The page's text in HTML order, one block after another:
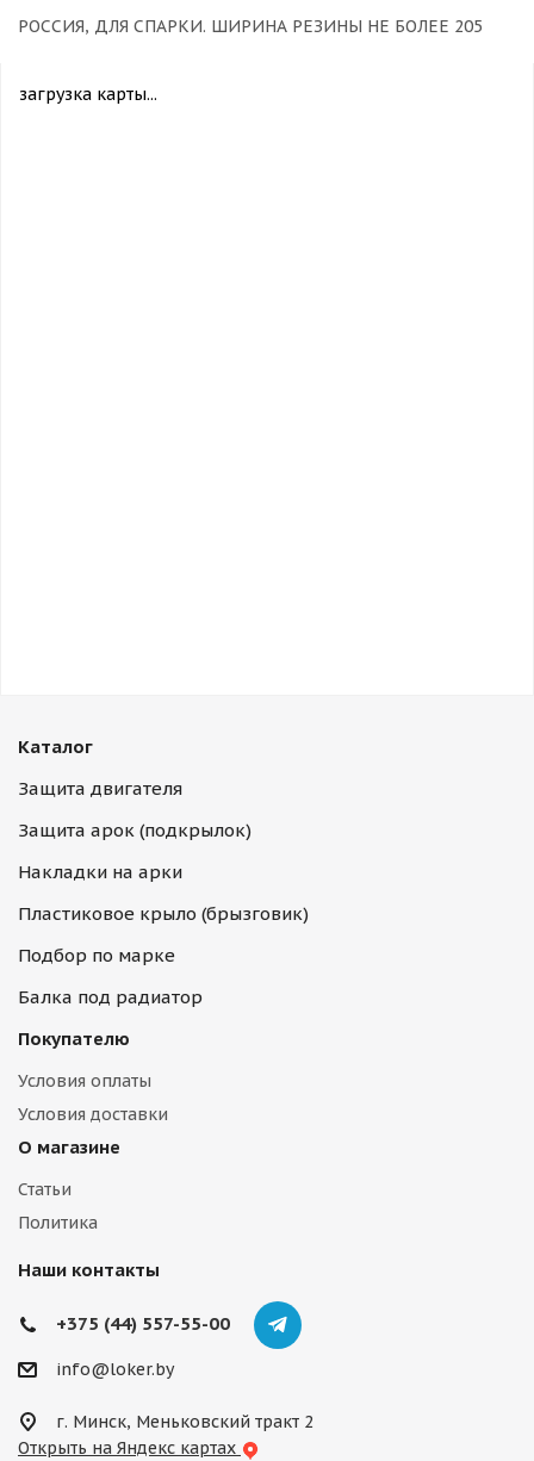
РОССИЯ, ДЛЯ СПАРКИ. ШИРИНА РЕЗИНЫ НЕ БОЛЕЕ 205
загрузка карты...
Каталог
Защита двигателя
Защита арок (подкрылок)
Накладки на арки
Пластиковое крыло (брызговик)
Подбор по марке
Балка под радиатор
Покупателю
Условия оплаты
Условия доставки
О магазине
Статьи
Политика
Наши контакты
+375 (44) 557-55-00
info@loker.by
г. Минск, Меньковский тракт 2
Открыть на Яндекс картах